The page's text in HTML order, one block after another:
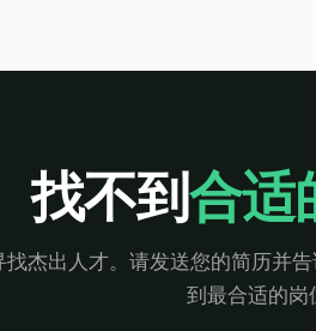
找不到合适
找杰出人才。请发送您的简历并
到最合适的岗